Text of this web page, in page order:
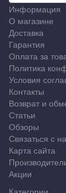
Информация
О магазине
Доставка
Гарантия
Оплата за
Политика
Условия
Контакты
Возврат и
Статьи
Обзоры
Связаться с
Карта сайта
Акции